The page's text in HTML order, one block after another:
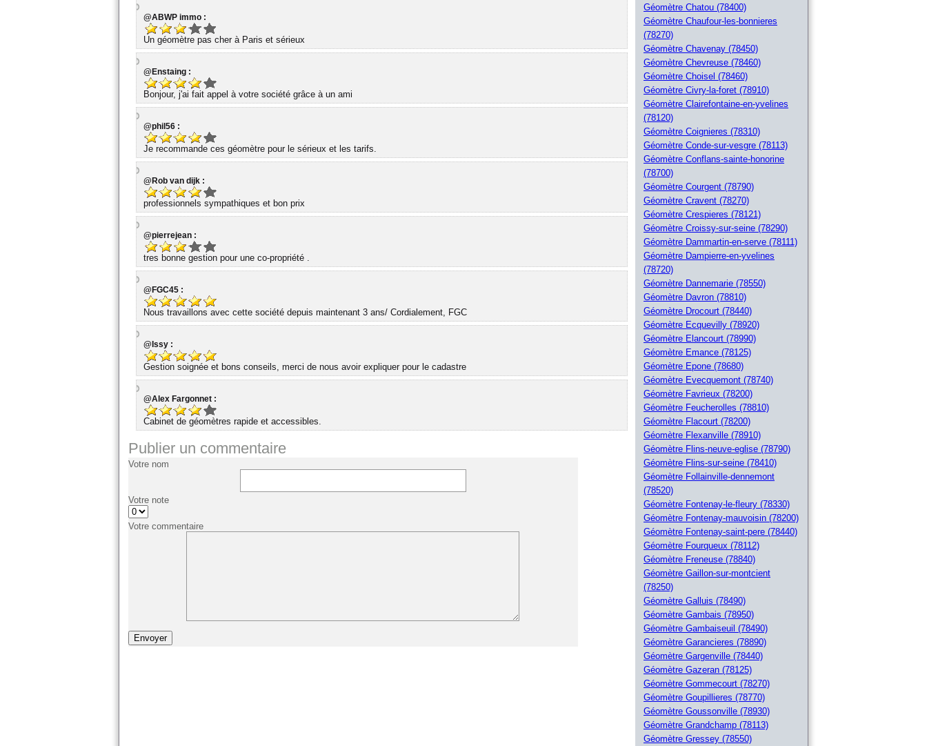
@ABWP immo :
Un géomètre pas cher à Paris et sérieux
@Enstaing :
Bonjour, j'ai fait appel à votre société grâce à un ami
@phil56 :
Je recommande ces géomètre pour le sérieux et les tarifs.
@Rob van dijk :
professionnels sympathiques et bon prix
@pierrejean :
tres bonne gestion pour une co-propriété .
@FGC45 :
Nous travaillons avec cette société depuis maintenant 3 ans/ Cordialement, FGC
@Issy :
Gestion soignée et bons conseils, merci de nous avoir expliquer pour le cadastre
@Alex Fargonnet :
Cabinet de géomètres rapide et accessibles.
Publier un commentaire
Votre nom
Votre note
Votre commentaire
Géomètre Chatou (78400)
Géomètre Chaufour-les-bonnieres
(78270)
Géomètre Chavenay (78450)
Géomètre Chevreuse (78460)
Géomètre Choisel (78460)
Géomètre Civry-la-foret (78910)
Géomètre Clairefontaine-en-yvelines
(78120)
Géomètre Coignieres (78310)
Géomètre Conde-sur-vesgre (78113)
Géomètre Conflans-sainte-honorine
(78700)
Géomètre Courgent (78790)
Géomètre Cravent (78270)
Géomètre Crespieres (78121)
Géomètre Croissy-sur-seine (78290)
Géomètre Dammartin-en-serve (78111)
Géomètre Dampierre-en-yvelines
(78720)
Géomètre Dannemarie (78550)
Géomètre Davron (78810)
Géomètre Drocourt (78440)
Géomètre Ecquevilly (78920)
Géomètre Elancourt (78990)
Géomètre Emance (78125)
Géomètre Epone (78680)
Géomètre Evecquemont (78740)
Géomètre Favrieux (78200)
Géomètre Feucherolles (78810)
Géomètre Flacourt (78200)
Géomètre Flexanville (78910)
Géomètre Flins-neuve-eglise (78790)
Géomètre Flins-sur-seine (78410)
Géomètre Follainville-dennemont
(78520)
Géomètre Fontenay-le-fleury (78330)
Géomètre Fontenay-mauvoisin (78200)
Géomètre Fontenay-saint-pere (78440)
Géomètre Fourqueux (78112)
Géomètre Freneuse (78840)
Géomètre Gaillon-sur-montcient
(78250)
Géomètre Galluis (78490)
Géomètre Gambais (78950)
Géomètre Gambaiseuil (78490)
Géomètre Garancieres (78890)
Géomètre Gargenville (78440)
Géomètre Gazeran (78125)
Géomètre Gommecourt (78270)
Géomètre Goupillieres (78770)
Géomètre Goussonville (78930)
Géomètre Grandchamp (78113)
Géomètre Gressey (78550)